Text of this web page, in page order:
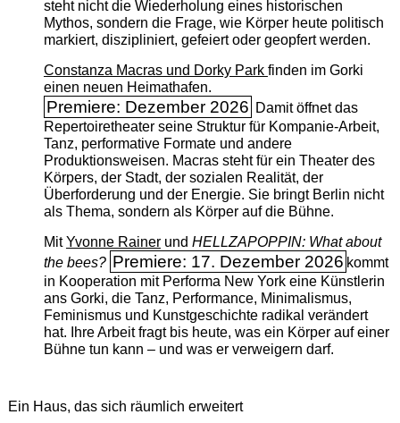
steht nicht die Wiederholung eines historischen
Mythos, sondern die Frage, wie Körper heute politisch
markiert, diszipliniert, gefeiert oder geopfert werden.
Constanza Macras und Dorky Park finden im Gorki
einen neuen Heimathafen.
Premiere: Dezember 2026 Damit öffnet das
Repertoiretheater seine Struktur für Kompanie-Arbeit,
Tanz, performative Formate und andere
Produktionsweisen. Macras steht für ein Theater des
Körpers, der Stadt, der sozialen Realität, der
Überforderung und der Energie. Sie bringt Berlin nicht
als Thema, sondern als Körper auf die Bühne.
MitYvonne Rainerund HELLZAPOPPIN: What about
the bees? Premiere: 17. Dezember 2026 kommt
in Kooperation mit Performa New York eine Künstlerin
ans Gorki, die Tanz, Performance, Minimalismus,
Feminismus und Kunstgeschichte radikal verändert
hat. Ihre Arbeit fragt bis heute, was ein Körper auf einer
Bühne tun kann – und was er verweigern darf.
Ein Haus, das sich räumlich erweitert